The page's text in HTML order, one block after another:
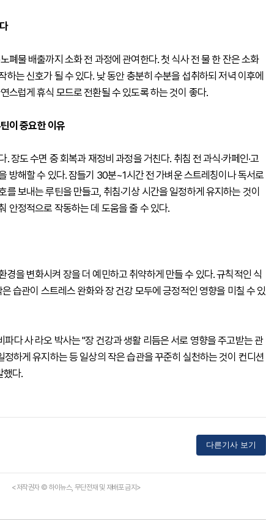
폐물 배출까지 소화 전 과정에 관여한다. 첫 식사 전 물 한 잔은 소화
하는 신호가 될 수 있다. 낮 동안 충분히 수분을 섭취하되 저녁 이후에
스럽게 휴식 모드로 전환될 수 있도록 하는 것이 좋다.
이 중요한 이유
장도 수면 중 회복과 재정비 과정을 거친다. 취침 전 과식·카페인·고
방해할 수 있다. 잠들기 30분~1시간 전 가벼운 스트레칭이나 독서로
를 보내는 루틴을 만들고, 취침·기상 시간을 일정하게 유지하는 것이
안정적으로 작동하는 데 도움을 줄 수 있다.
경을 변화시켜 장을 더 예민하고 취약하게 만들 수 있다. 규칙적인 식
습관이 스트레스 완화와 장 건강 모두에 긍정적인 영향을 미칠 수 있
다 사 라오 박사는 "장 건강과 생활 리듬은 서로 영향을 주고받는 관
하게 유지하는 등 일상의 작은 습관을 꾸준히 실천하는 것이 컨디션
했다.
다른기사 보기
<저작권자 © 하이뉴스, 무단전재 및 재배포 금지>